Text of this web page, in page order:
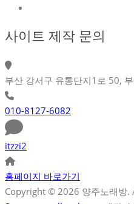
사이트 제작 문의
부산 강서구 유통단지1로 50,
010-8127-6082
itzzi2
홈페이지 바로가기
Copyright © 2026 양주노래방.